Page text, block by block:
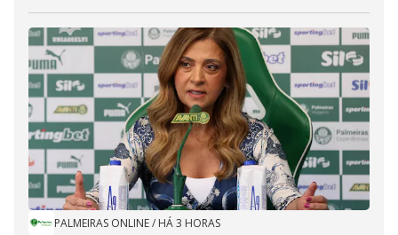
PALMEIRAS ONLINE/ HÁ 3 HORAS